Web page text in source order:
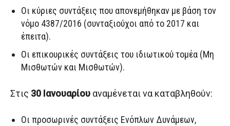
Οι κύριες συντάξεις που απονεμήθηκαν με βάση τον
νόμο 4387/2016 (συνταξιούχοι από το 2017 και
έπειτα).
Οι επικουρικές συντάξεις του ιδιωτικού τομέα (Μη
Μισθωτών και Μισθωτών).
Στις 30 Ιανουαρίου αναμένεται να καταβληθούν:
Οι προσωρινές συντάξεις Ενόπλων Δυνάμεων,